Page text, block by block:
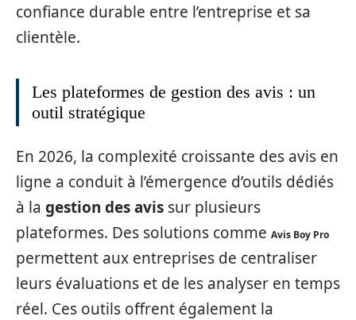
confiance durable entre l’entreprise et sa
clientèle.
Les plateformes de gestion des avis : un
outil stratégique
En 2026, la complexité croissante des avis en
ligne a conduit à l’émergence d’outils dédiés
à la gestion des avis sur plusieurs
plateformes. Des solutions comme Avis Boy Pro
permettent aux entreprises de centraliser
leurs évaluations et de les analyser en temps
réel. Ces outils offrent également la